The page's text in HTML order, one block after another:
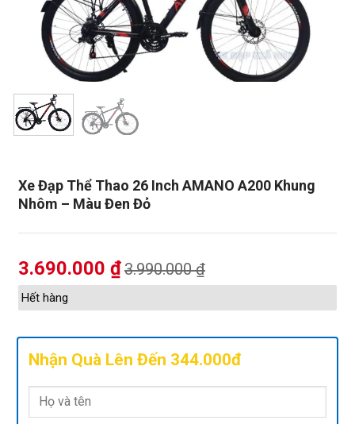
Xe Đạp Thể Thao 26 Inch AMANO A200 Khung
Nhôm – Màu Đen Đỏ
3.690.000 ₫3.990.000₫
Hết hàng
Nhận Quà Lên Đến 344.000đ